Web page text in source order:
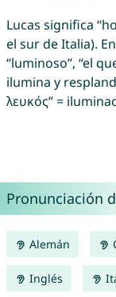
Lucas significa
el sur de Italia).
“luminoso”, “el
ilumina y
λευκός” =
Pronunciación
Alemán
Inglés